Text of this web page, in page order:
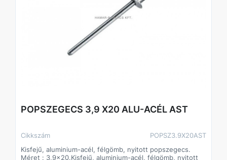
POPSZEGECS 3,9 X20 ALU-ACÉL AST
Cikkszám
POPSZ3.9X20AST
Kisfejű, aluminium-acél, félgömb, nyitott popszegecs.
Méret : 3,9x20.Kisfejű, aluminium-acél, félgömb, nyitott